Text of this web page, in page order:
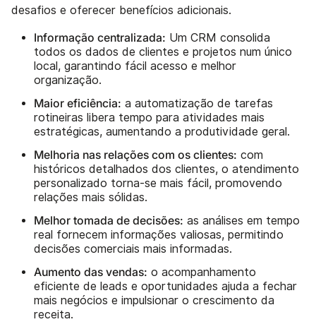
desafios e oferecer benefícios adicionais.
Informação centralizada: Um CRM consolida
todos os dados de clientes e projetos num único
local, garantindo fácil acesso e melhor
organização.
Maior eficiência: a automatização de tarefas
rotineiras libera tempo para atividades mais
estratégicas, aumentando a produtividade geral.
Melhoria nas relações com os clientes: com
históricos detalhados dos clientes, o atendimento
personalizado torna-se mais fácil, promovendo
relações mais sólidas.
Melhor tomada de decisões: as análises em tempo
real fornecem informações valiosas, permitindo
decisões comerciais mais informadas.
Aumento das vendas: o acompanhamento
eficiente de leads e oportunidades ajuda a fechar
mais negócios e impulsionar o crescimento da
receita.